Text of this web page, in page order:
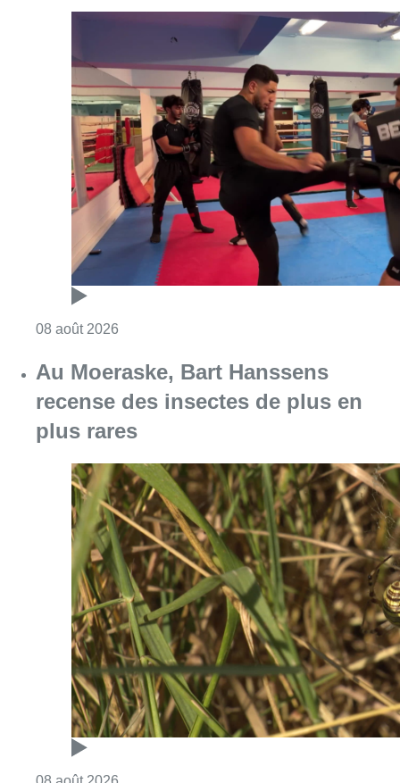
08 août 2026
Au Moeraske, Bart Hanssens
recense des insectes de plus en
plus rares